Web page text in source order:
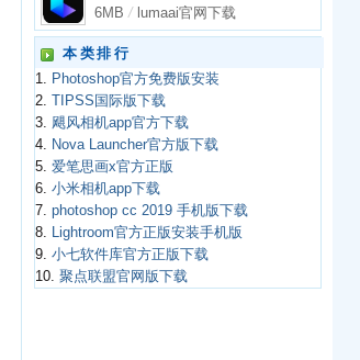
6MB/ lumaai官网下载
本类排行
1. Photoshop官方免费版安装
2.
TIPSS国际版下载
3. 飓风相机app官方下载
4. Nova Launcher官方版下载
5. 爱笔思画x官方正版
6. 小米相机app下载
7. photoshop cc 2019 手机版下载
8. Lightroom官方正版安装手机版
9. 小七软件库官方正版下载
10. 聚点联盟官网版下载